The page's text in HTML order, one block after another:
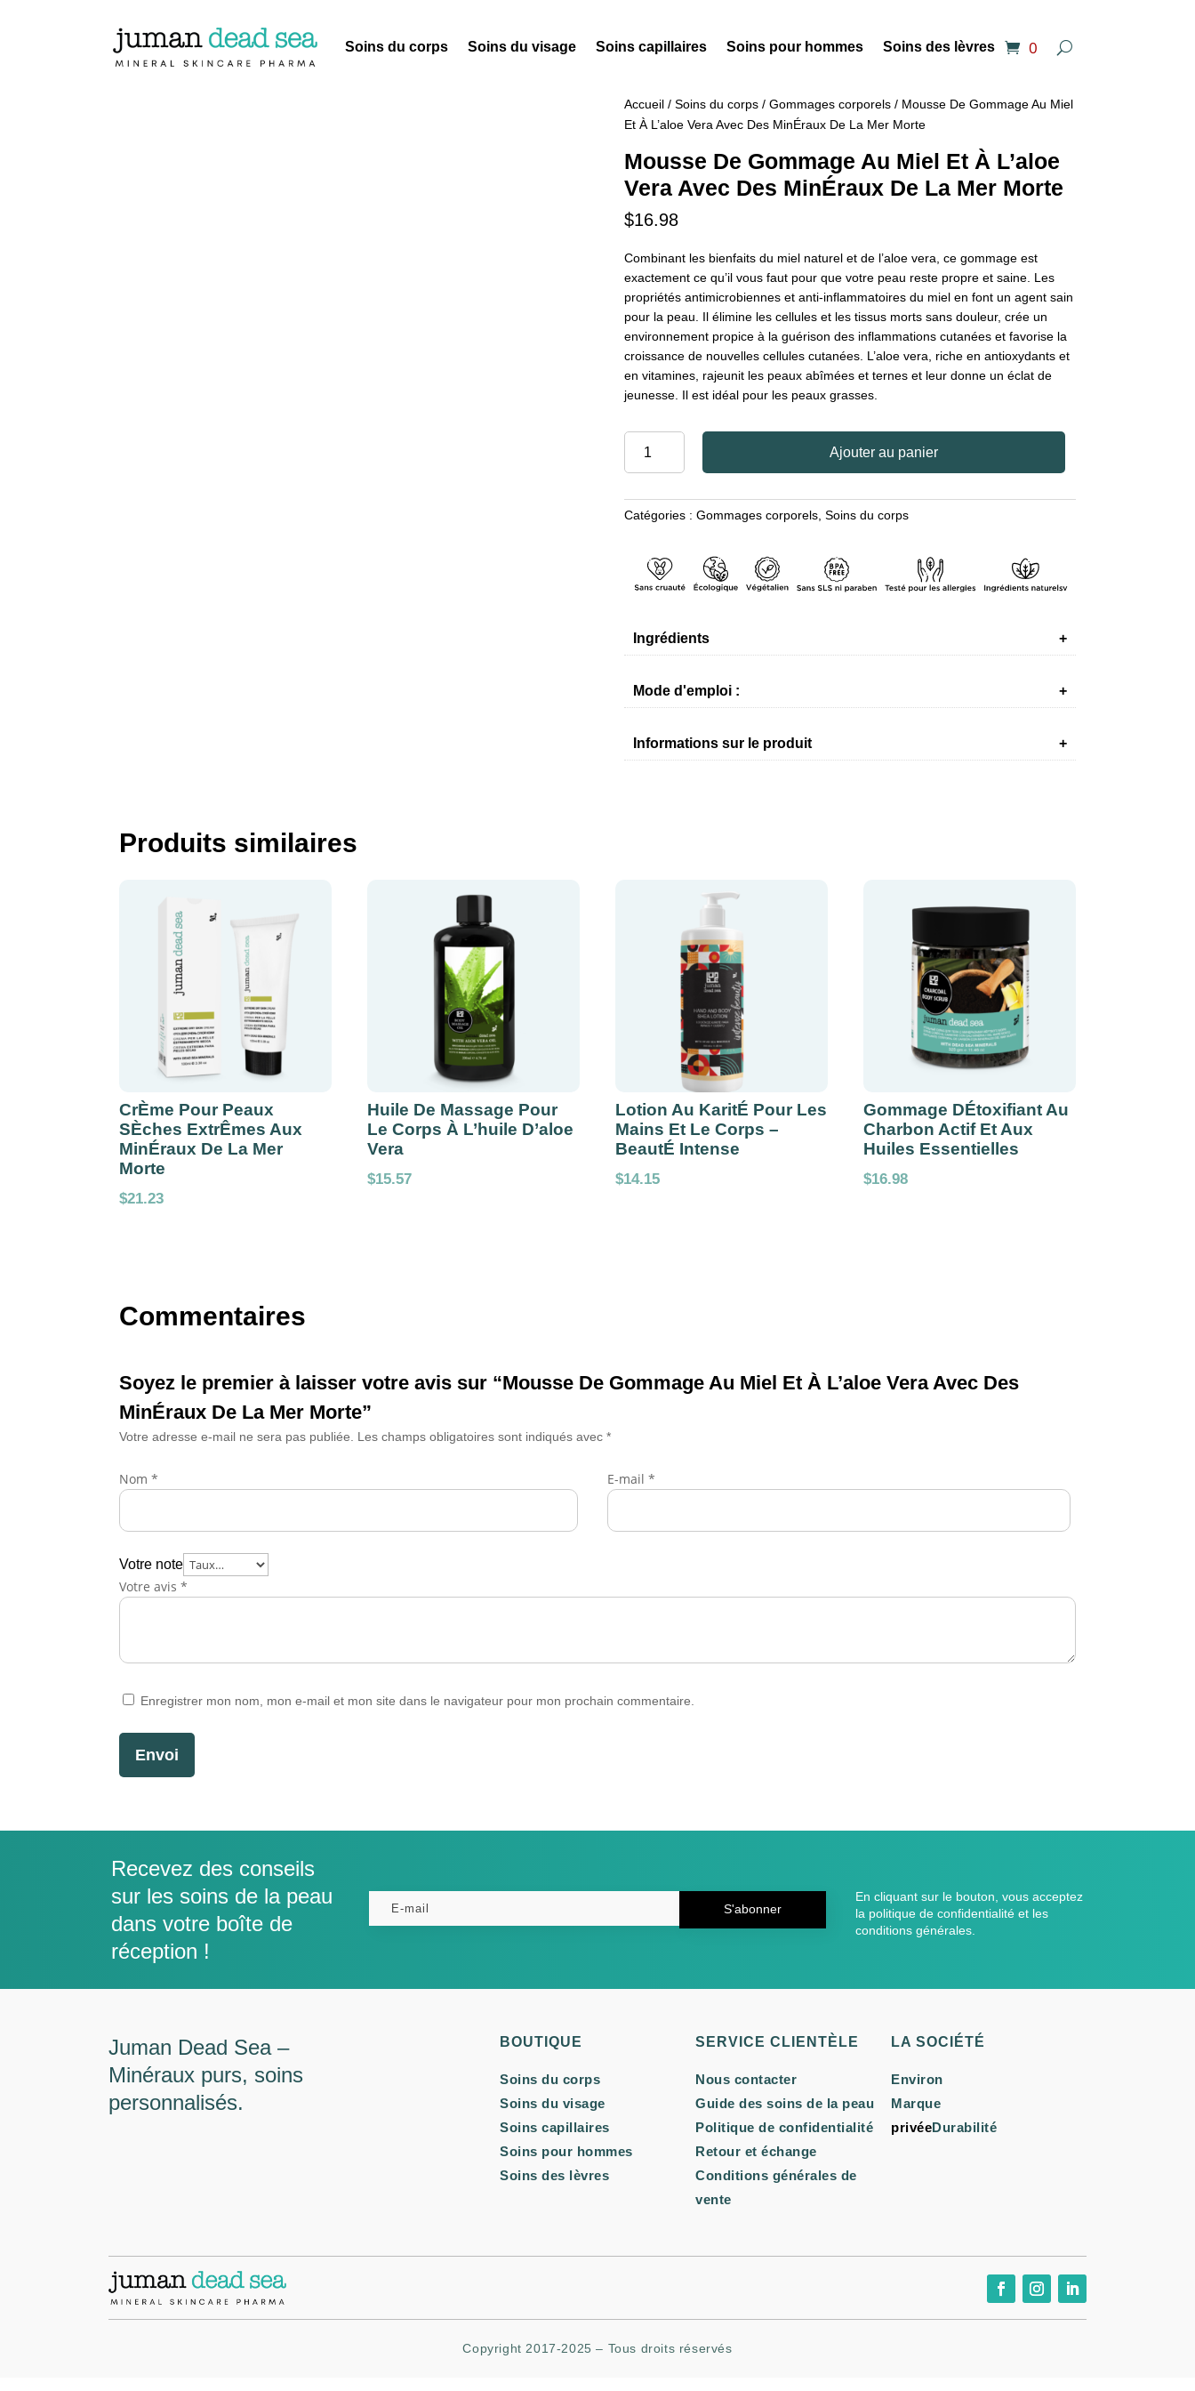
Soins du corps Soins du visage Soins capillaires Soins pour hommes Soins des lèvres 0
Accueil/ Soins du corps/ Gommages corporels/ Mousse De Gommage Au Miel
Et À L’aloe Vera Avec Des MinÉraux De La Mer Morte
Mousse De Gommage Au Miel Et À L’aloe
Vera Avec Des MinÉraux De La Mer Morte
$16.98
Combinant les bienfaits du miel naturel et de l’aloe vera, ce gommage est
exactement ce qu’il vous faut pour que votre peau reste propre et saine. Les
propriétés antimicrobiennes et anti-inflammatoires du miel en font un agent sain
pour la peau. Il élimine les cellules et les tissus morts sans douleur, crée un
environnement propice à la guérison des inflammations cutanées et favorise la
croissance de nouvelles cellules cutanées. L’aloe vera, riche en antioxydants et
en vitamines, rajeunit les peaux abîmées et ternes et leur donne un éclat de
jeunesse. Il est idéal pour les peaux grasses.
DE
GOMMAGE
MIEL
ET
VERA
DES
MINÉRAUX
LA
Ajouter au panier
Catégories : Gommages corporels, Soins du corps
Ingrédients
Mode d'emploi :
Informations sur le produit
Produits similaires
CrÈme Pour Peaux
SÈches ExtrÊmes Aux
MinÉraux De La Mer
Morte
$21.23
Huile De Massage Pour
Le Corps À L’huile D’aloe
Vera
$15.57
Lotion Au KaritÉ Pour Les
Mains Et Le Corps –
BeautÉ Intense
$14.15
Gommage DÉtoxifiant Au
Charbon Actif Et Aux
Huiles Essentielles
$16.98
Commentaires
Soyez le premier à laisser votre avis sur “Mousse De Gommage Au Miel Et À L’aloe Vera Avec Des
MinÉraux De La Mer Morte”
Votre adresse e-mail ne sera pas publiée. Les champs obligatoires sont indiqués avec*
Votre note
Votre avis*
Nom* E-mail *
Enregistrer mon nom, mon e-mail et mon site dans le navigateur pour mon prochain commentaire.
Envoi
Recevez des conseils
sur les soins de la peau
dans votre boîte de
réception !
S'abonner
En cliquant sur le bouton, vous acceptez
la politique de confidentialité et les
conditions générales.
Juman Dead Sea –
Minéraux purs, soins
personnalisés.
BOUTIQUE
Soins du corps
Soins du visage
Soins capillaires
Soins pour hommes
Soins des lèvres
SERVICE CLIENTÈLE
Nous contacter
Guide des soins de la peau
Politique de confidentialité
Retour et échange
Conditions générales de
vente
LA SOCIÉTÉ
Environ
Marque
privéeDurabilité
Copyright 2017-2025 – Tous droits réservés